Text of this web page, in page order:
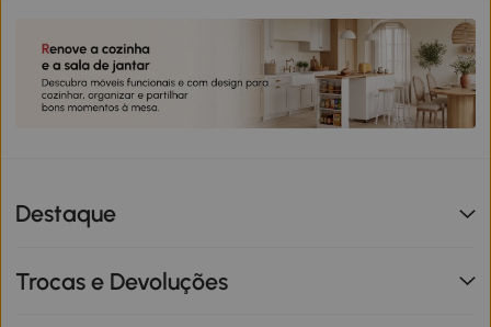
Destaque
Trocas e Devoluções